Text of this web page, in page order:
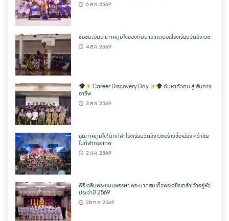
6 ส.ค. 2569
ชัยชนะอันน่าภาคภูมิใจของทีมบาสเกตบอลโรงเรียนวัดสังเวช
4 ส.ค. 2569
Career Discovery Day
ค้นหาตัวตน สู่เส้นทาง
อาชีพ
3 ส.ค. 2569
สุดภาคภูมิใจ! นักกีฬาโรงเรียนวัดสังเวชสร้างชื่อเสียง คว้าชัย
ในกีฬากรุงเทพ
2 ส.ค. 2569
พิธีเฉลิมพระชนมพรรษา พระบาทสมเด็จพระวชิรเกล้าเจ้าอยู่หัว
ประจำปี 2569
28 ก.ค. 2569